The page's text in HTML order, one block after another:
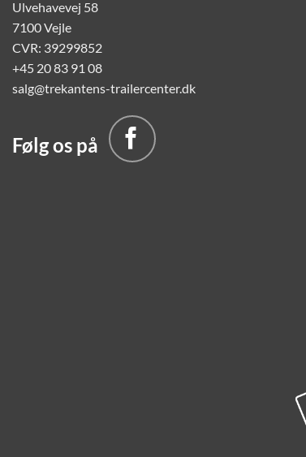
Ulvehavevej 58
7100 Vejle
CVR: 39299852
+45 20 83 91 08
salg@trekantens-trailercenter.dk
Følg os på